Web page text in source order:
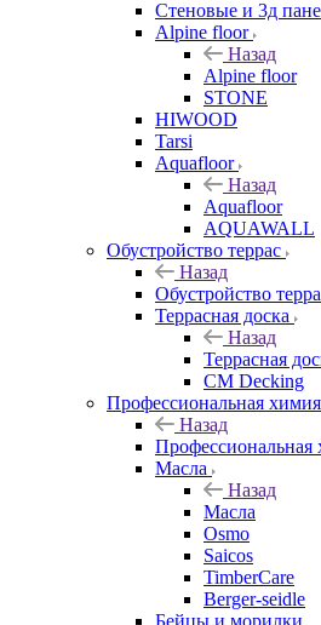
Стеновые и 3д
Alpine floor
Назад
Alpine floor
STONE
HIWOOD
Tarsi
Aquafloor
Назад
Aquafloor
AQUAWALL
Обустройство террас
Назад
Обустройство
Террасная доска
Назад
Террасная
CM Decking
Профессиональная химия
Назад
Профессиональная
Масла
Назад
Масла
Osmo
Saicos
TimberCare
Berger-seidle
Бейцы и морилки